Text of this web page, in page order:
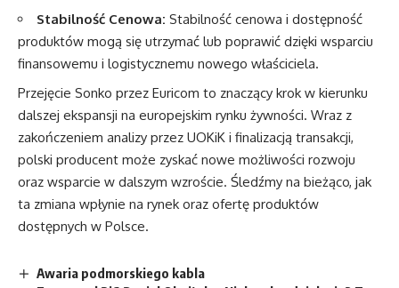
Stabilność Cenowa: Stabilność cenowa i dostępność
produktów mogą się utrzymać lub poprawić dzięki wsparciu
finansowemu i logistycznemu nowego właściciela.
Przejęcie Sonko przez Euricom to znaczący krok w kierunku
dalszej ekspansji na europejskim rynku żywności. Wraz z
zakończeniem analizy przez UOKiK i finalizacją transakcji,
polski producent może zyskać nowe możliwości rozwoju
oraz wsparcie w dalszym wzroście. Śledźmy na bieżąco, jak
ta zmiana wpłynie na rynek oraz ofertę produktów
dostępnych w Polsce.
Awaria podmorskiego kabla